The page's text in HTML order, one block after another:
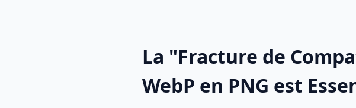
La "Fracture de
WebP en PNG est